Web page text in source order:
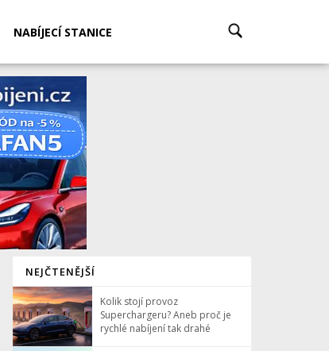
NABÍJECÍ STANICE
NEJČTENĚJŠÍ
Kolik stojí provoz
Superchargeru? Aneb proč je
rychlé nabíjení tak drahé